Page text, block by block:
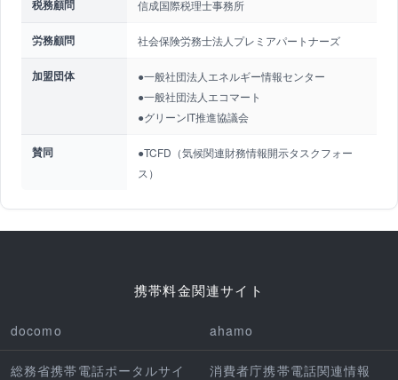
税務顧問 信成国際税理士事務所
労務顧問 社会保険労務士法人プレミアパートナーズ
加盟団体
●一般社団法人エネルギー情報センター
●一般社団法人エコマート
●グリーンIT推進協議会
賛同
●TCFD（気候関連財務情報開示タスクフォー
ス）
携帯料金関連サイト
docomo ahamo
総務省携帯電話ポータルサイ 消費者庁携帯電話関連情報